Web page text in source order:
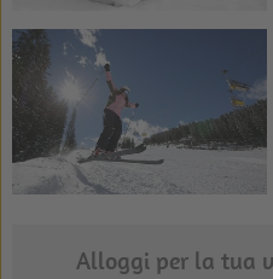
Alloggi per la tua